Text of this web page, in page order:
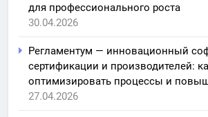
для профессионального роста
30.04.2026
Регламентум — инновационный
сертификации и производителей:
оптимизировать процессы и
27.04.2026